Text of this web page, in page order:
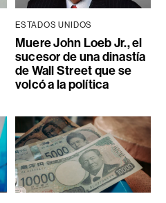
ESTADOS UNIDOS
Muere John Loeb Jr., el
sucesor de una dinastía
de Wall Street que se
volcó a la política